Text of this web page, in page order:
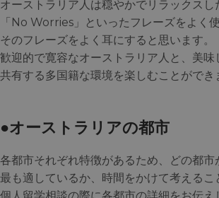
オーストラリア人は穏やかでリラックスし
「No Worries」といったフレーズをよく
そのフレーズをよく耳にすると思います。
歓迎的で寛容なオーストラリア人と、美味
共有する多国籍な環境を楽しむことができ
●オーストラリアの都市
各都市それぞれ特徴があるため、どの都市
最も適しているか、時間をかけて考えるこ